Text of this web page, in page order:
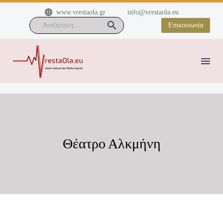

 www.vrestaola.gr
info@vrestaola.eu
Επικοινωνία
Θέατρο Αλκμήνη